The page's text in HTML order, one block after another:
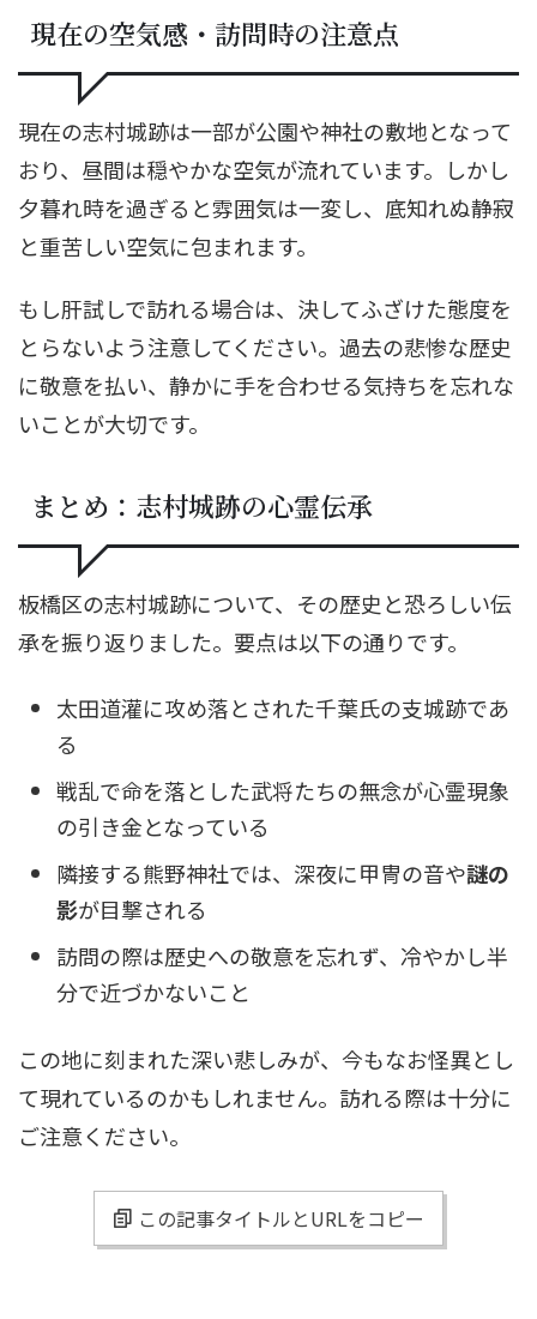
現在の空気感・訪問時の注意点
現在の志村城跡は一部が公園や神社の敷地となって
おり、昼間は穏やかな空気が流れています。しかし
夕暮れ時を過ぎると雰囲気は一変し、底知れぬ静寂
と重苦しい空気に包まれます。
もし肝試しで訪れる場合は、決してふざけた態度を
とらないよう注意してください。過去の悲惨な歴史
に敬意を払い、静かに手を合わせる気持ちを忘れな
いことが大切です。
まとめ：志村城跡の心霊伝承
板橋区の志村城跡について、その歴史と恐ろしい伝
承を振り返りました。要点は以下の通りです。
太田道灌に攻め落とされた千葉氏の支城跡であ
る
戦乱で命を落とした武将たちの無念が心霊現象
の引き金となっている
隣接する熊野神社では、深夜に甲冑の音や謎の
影が目撃される
訪問の際は歴史への敬意を忘れず、冷やかし半
分で近づかないこと
この地に刻まれた深い悲しみが、今もなお怪異とし
て現れているのかもしれません。訪れる際は十分に
ご注意ください。
この記事タイトルとURLをコピー